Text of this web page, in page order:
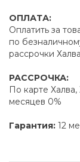
ОПЛАТА:
Оплатить за
по
рассрочки Халва
РАССРОЧКА:
По карте
месяцев 0%
Гарантия: 12